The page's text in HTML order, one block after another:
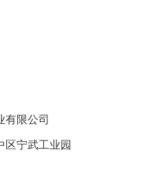
有限公司
区宁武工业园